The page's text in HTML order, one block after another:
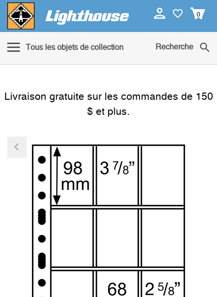
0
Tous les objets de collection Recherche
Livraison gratuite sur les commandes de 150
$ et plus.